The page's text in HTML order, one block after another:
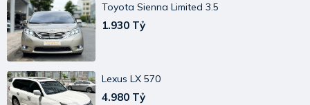
Toyota Sienna Limited 3.5
1.930 Tỷ
Lexus LX 570
4.980 Tỷ